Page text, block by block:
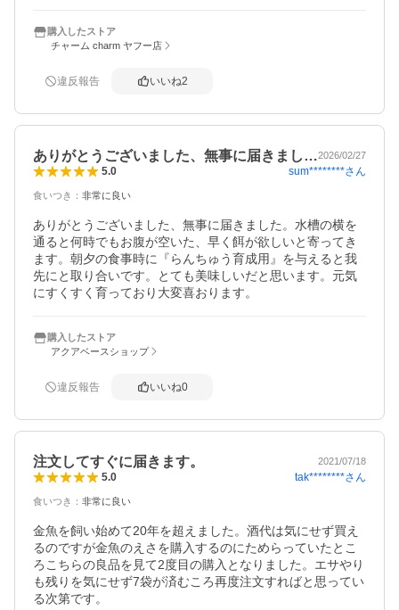
購入したストア
チャーム charm ヤフー店
違反報告 いいね2
ありがとうございました、無事に届きまし…2026/02/27
5.0 sum********さん
食いつき ： 非常に良い
ありがとうございました、無事に届きました。水槽の横を
通ると何時でもお腹が空いた、早く餌が欲しいと寄ってき
ます。朝夕の食事時に『らんちゅう育成用』を与えると我
先にと取り合いです。とても美味しいだと思います。元気
にすくすく育っており大変喜おります。
購入したストア
アクアベースショップ
違反報告 いいね0
注文してすぐに届きます。 2021/07/18
5.0 tak********さん
食いつき ： 非常に良い
金魚を飼い始めて20年を超えました。酒代は気にせず買え
るのですが金魚のえさを購入するのにためらっていたとこ
ろこちらの良品を見て2度目の購入となりました。エサやり
も残りを気にせず7袋が済むころ再度注文すればと思ってい
る次第です。